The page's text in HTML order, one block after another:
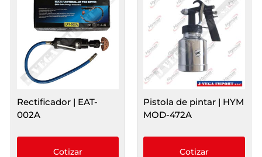
Rectificador | EAT-
002A
Cotizar
Pistola de pintar | HYM
MOD-472A
Cotizar